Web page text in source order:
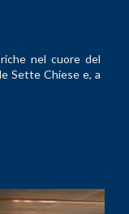
nel cuore del
Sette Chiese e, a